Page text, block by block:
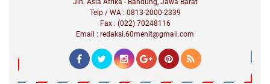
Jln. Asia Afrika - Bandung, Jawa Barat
Telp / WA : 0813-2000-2339
Fax : (022) 70248116
Email : redaksi.60menit@gmail.com